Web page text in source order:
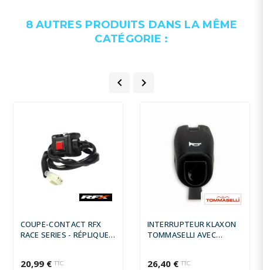
8 AUTRES PRODUITS DANS LA MÊME
CATÉGORIE :
 
COUPE-CONTACT RFX
RACE SERIES - RÉPLIQUE
20,99 € TTC
INTERRUPTEUR KLAXON
TOMMASELLI AVEC
26,40 € TTC